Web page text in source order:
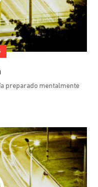
preparado mentalmente